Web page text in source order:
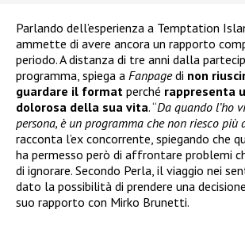
Parlando dell’esperienza a Temptation
ammette di avere ancora un rapporto
periodo. A distanza di tre anni dalla
programma, spiega a Fanpagedi non
guardare il format perché rappresenta
dolorosa della sua vita. “Da quando l’ho
persona, è un programma che non riesco più
racconta l’ex concorrente, spiegando che
ha permesso però di affrontare problemi
di ignorare. Secondo Perla, il viaggio nei
dato la possibilità di prendere una
suo rapporto con Mirko Brunetti.